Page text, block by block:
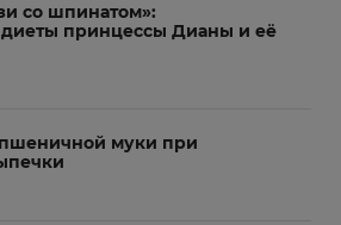
со шпинатом»:
принцессы Дианы и её
муки при